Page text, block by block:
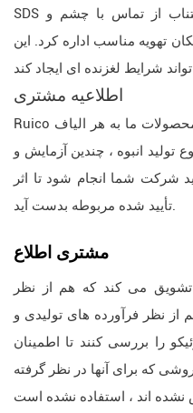
SDS شرح داده شده استفاده کنید. اجتناب از تماس با چشم و
تهویه مناسب اداره کرد. این
اطلاعیه مشتری
Ruico ضمانت یا تضمین کننده اثر بخشی محصولات ما به هر الیاف
تولید انبوه ، چندین آزمایش و
شرکت شما انجام شود تا اثر
تأیید شده مربوطه بدست آید.
مشتری اطلاع
می کند که هم از نظر
نظر فرآورده های تولیدی و
را بررسی کنند تا اطمینان
که برای آنها در نظر گرفته